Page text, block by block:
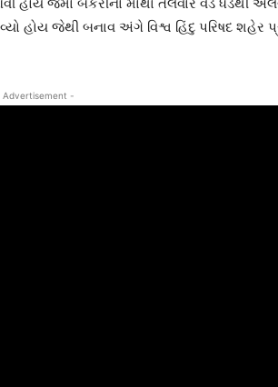
હોય જેથી બનાવ અંગે વિશ્વ હિંદુ પરિષદ શહેર
-